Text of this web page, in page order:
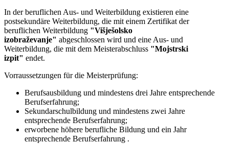
In der beruflichen Aus- und Weiterbildung existieren eine
postsekundäre Weiterbildung, die mit einem Zertifikat der
beruflichen Weiterbildung "Višješolsko
izobraževanje" abgeschlossen wird und eine Aus- und
Weiterbildung, die mit dem Meisterabschluss "Mojstrski
izpit" endet.
Vorraussetzungen für die Meisterprüfung:
Berufsausbildung und mindestens drei Jahre entsprechende
Berufserfahrung;
Sekundarschulbildung und mindestens zwei Jahre
entsprechende Berufserfahrung;
erworbene höhere berufliche Bildung und ein Jahr
entsprechende Berufserfahrung .